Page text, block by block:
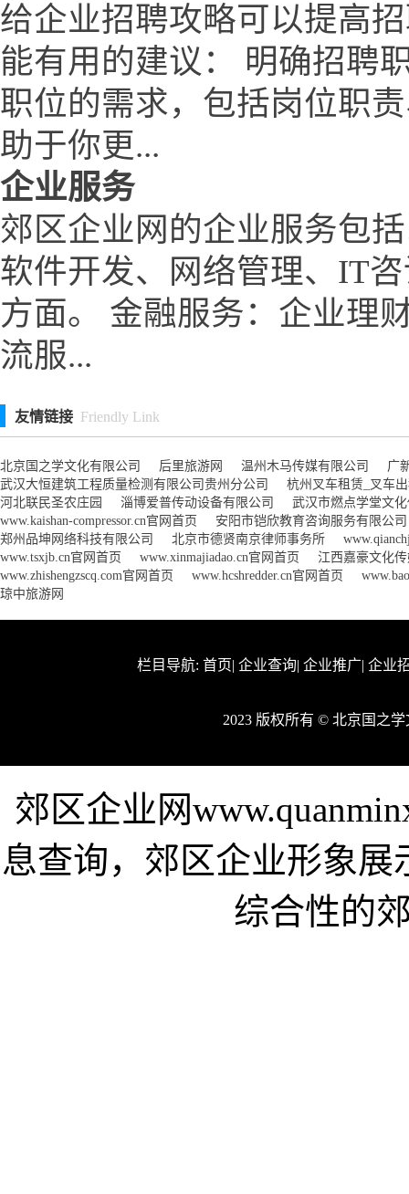
给企业招聘攻略可以提高
能有用的建议： 明确招聘
职位的需求，包括岗位职
助于你更...
企业服务
郊区企业网的企业服务包
软件开发、网络管理、IT
方面。 金融服务：企业理
流服...
友情链接 Friendly Link
北京国之学文化有限公司 后里旅游网 温州木马传媒有限公司
广
武汉大恒建筑工程质量检测有限公司贵州分公司
杭州叉车租赁_叉车
河北联民圣农庄园
淄博爱普传动设备有限公司
武汉市燃点学堂文
www.kaishan-compressor.cn官网首页
安阳市铠欣教育咨询服务有限公司
郑州品坤网络科技有限公司
北京市德贤南京律师事务所
www.tsxjb.cn官网首页
www.xinmajiadao.cn官网首页
江西嘉豪文化
www.zhishengzscq.com官网首页
www.hcshredder.cn官网首页
琼中旅游网
栏目导航: 首页| 企业查询| 企业推广| 企业
2023 版权所有 © 北京国之
郊区企业网
息查询，郊区企业形象
综合性的